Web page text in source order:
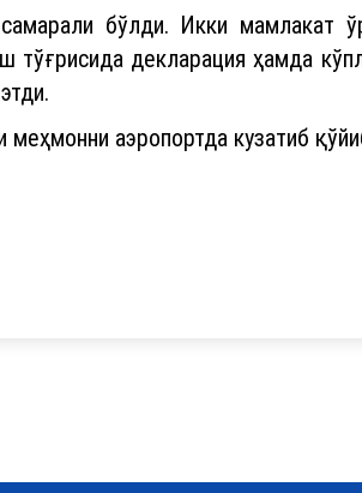
бўлди. Икки мамлакат
тўғрисида декларация ҳамда
аэропортда кузатиб